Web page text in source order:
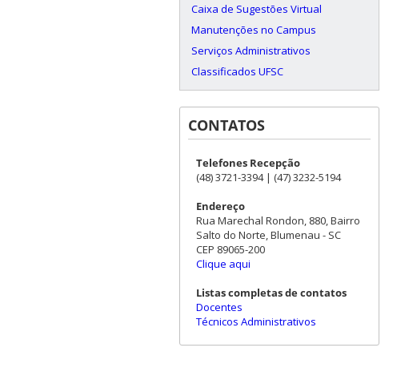
Caixa de Sugestões Virtual
Manutenções no Campus
Serviços Administrativos
Classificados UFSC
CONTATOS
Telefones Recepção
(48) 3721-3394 | (47) 3232-5194
Endereço
Rua Marechal Rondon, 880, Bairro
Salto do Norte, Blumenau - SC
CEP 89065-200
Clique aqui
Listas completas de contatos
Docentes
Técnicos Administrativos